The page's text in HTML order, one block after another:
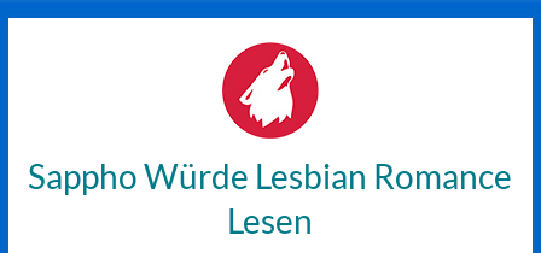
Sappho Würde Lesbian Romance
Lesen